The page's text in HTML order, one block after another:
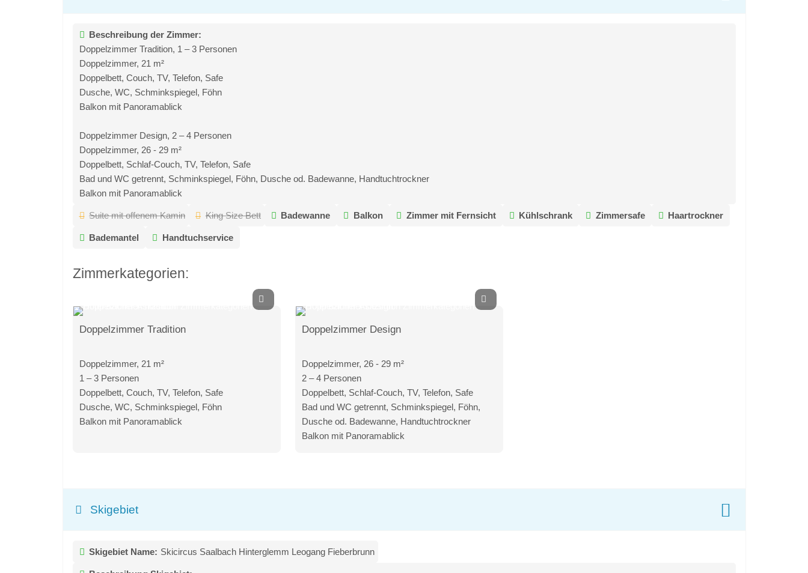
Beschreibung der Zimmer:
Doppelzimmer Tradition, 1 – 3 Personen
Doppelzimmer, 21 m²
Doppelbett, Couch, TV, Telefon, Safe
Dusche, WC, Schminkspiegel, Föhn
Balkon mit Panoramablick
Doppelzimmer Design, 2 – 4 Personen
Doppelzimmer, 26 - 29 m²
Doppelbett, Schlaf-Couch, TV, Telefon, Safe
Bad und WC getrennt, Schminkspiegel, Föhn, Dusche od. Badewanne, Handtuchtrockner
Balkon mit Panoramablick
Suite mit offenem Kamin King Size Bett Badewanne Balkon Zimmer mit Fernsicht Kühlschrank Zimmersafe Haartrockner
Bademantel Handtuchservice
Zimmerkategorien:
Doppelzimmer Tradition
Doppelzimmer, 21 m²
1 – 3 Personen
Doppelbett, Couch, TV, Telefon, Safe
Dusche, WC, Schminkspiegel, Föhn
Balkon mit Panoramablick
Doppelzimmer Design
Doppelzimmer, 26 - 29 m²
2 – 4 Personen
Doppelbett, Schlaf-Couch, TV, Telefon, Safe
Bad und WC getrennt, Schminkspiegel, Föhn,
Dusche od. Badewanne, Handtuchtrockner
Balkon mit Panoramablick
Skigebiet
Skigebiet Name: Skicircus Saalbach Hinterglemm Leogang Fieberbrunn